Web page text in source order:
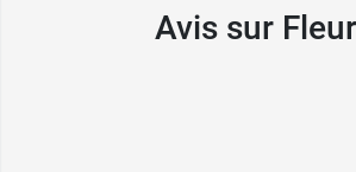
FAMADEM
Avis sur